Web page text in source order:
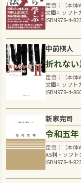
定価：（本体¥
文庫判ソフト
ISBN978-4-
中前棋人
折れな
定価：（本体¥
文庫判ソフト
ISBN978-4-
新家完司
令和五年
定価：（本体¥
A5判・ソフト
ISBN978-4-